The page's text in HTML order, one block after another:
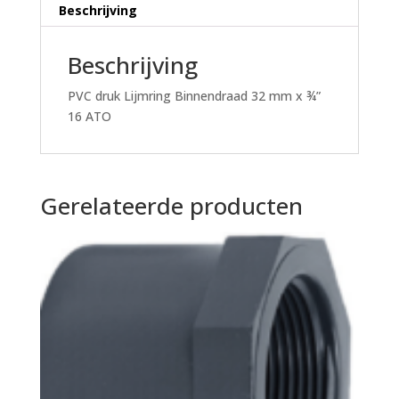
Beschrijving
Beschrijving
PVC druk Lijmring Binnendraad 32 mm x ¾”
16 ATO
Gerelateerde producten